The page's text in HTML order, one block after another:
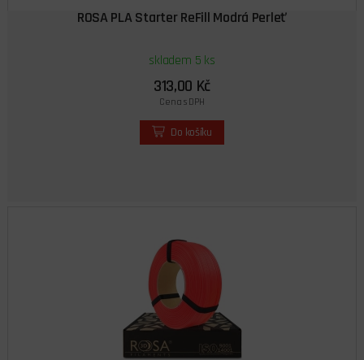
ROSA PLA Starter ReFill Modrá Perleť
skladem 5 ks
313,00 Kč
Cena s DPH
Do košíku